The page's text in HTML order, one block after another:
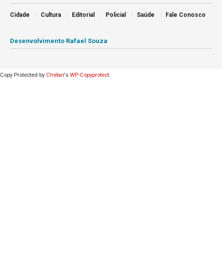
Cidade Cultura Editorial Policial Saúde Fale Conosco
Desenvolvimento Rafael Souza
Copy Protected by Chetan's WP-Copyprotect.